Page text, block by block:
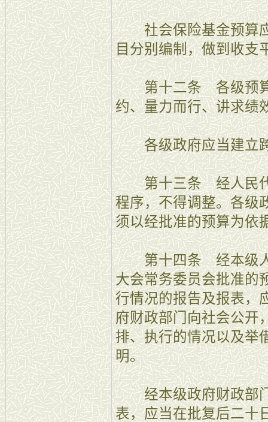
社会保险基金预算应
目分别编制，做到收支
第十二条 各级预算
约、量力而行、讲求绩
各级政府应当建立跨
第十三条 经人民代
程序，不得调整。各级
须以经批准的预算为依
第十四条 经本级人
大会常务委员会批准的
行情况的报告及报表，
府财政部门向社会公开
排、执行的情况以及举
明。
经本级政府财政部门
表，应当在批复后二十